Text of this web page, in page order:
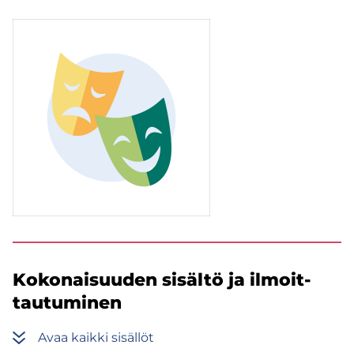
Ko­ko­nai­suu­den si­säl­tö ja il­moit­
tau­tu­mi­nen
Avaa kaik­ki si­säl­löt